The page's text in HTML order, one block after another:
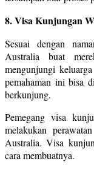
8. Visa Kunjungan
Sesuai dengan
Australia buat
mengunjungi
pemahaman ini bisa
berkunjung.
Pemegang visa
melakukan
Australia. Visa
cara membuatnya.